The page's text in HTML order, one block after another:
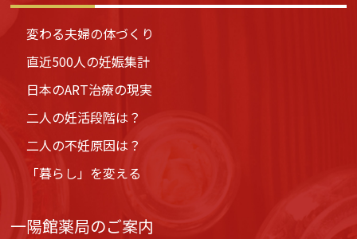
変わる夫婦の体づくり
直近500人の妊娠集計
日本のART治療の現実
二人の妊活段階は？
二人の不妊原因は？
「暮らし」を変える
一陽館薬局のご案内